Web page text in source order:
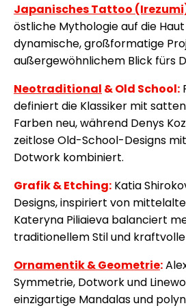
Japanisches Tattoo
östliche Mythologie auf die
dynamische, großformatige
außergewöhnlichem Blick fürs
Neotraditional & Old School:
definiert die Klassiker mit
Farben neu, während Denys
zeitlose Old-School-Designs
Dotwork kombiniert.
Grafik & Etching: Katia
Designs, inspiriert von
Kateryna Piliaieva balanciert
traditionellem Stil und
Ornamentik & Geometrie:
Symmetrie, Dotwork und
einzigartige Mandalas und